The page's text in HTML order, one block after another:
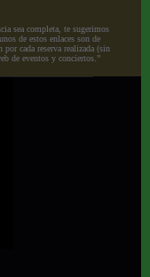
sea completa, te sugerimos
de estos enlaces son de
cada reserva realizada (sin
de eventos y conciertos.”